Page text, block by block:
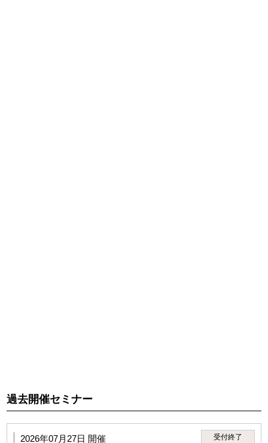
3.利用者は、第1項に違反する行為に起因して、当研究所、講
師または第三者に損害が生じた場合、本サービスの利用停
止、利用資格喪失後であっても、全ての法的責任を負うもの
過去開催セミナー
2026年07月27日 開催 受付終了